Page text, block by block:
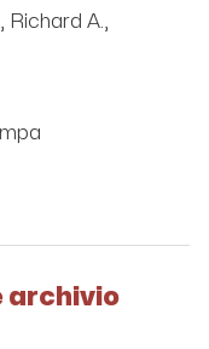
Richard A.,
archivio